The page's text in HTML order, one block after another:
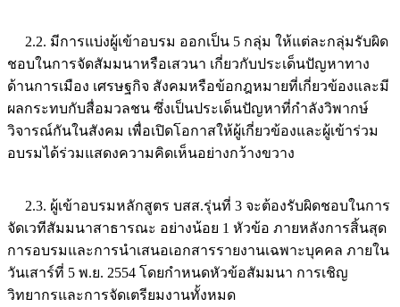
2.2. มีการแบ่งผู้เข้าอบรม ออกเป็น 5 กลุ่ม ให้แต่ละกลุ่มรับผิด
ชอบในการจัดสัมมนาหรือเสวนา เกี่ยวกับประเด็นปัญหาทาง
ด้านการเมือง เศรษฐกิจ สังคมหรือข้อกฎหมายที่เกี่ยวข้องและมี
ผลกระทบกับสื่อมวลชน ซึ่งเป็นประเด็นปัญหาที่กำลังวิพากษ์
วิจารณ์กันในสังคม เพื่อเปิดโอกาสให้ผู้เกี่ยวข้องและผู้เข้าร่วม
อบรมได้ร่วมแสดงความคิดเห็นอย่างกว้างขวาง
2.3. ผู้เข้าอบรมหลักสูตร บสส.รุ่นที่ 3 จะต้องรับผิดชอบในการ
จัดเวทีสัมมนาสาธารณะ อย่างน้อย 1 หัวข้อ ภายหลังการสิ้นสุด
การอบรมและการนำเสนอเอกสารรายงานเฉพาะบุคคล ภายใน
วันเสาร์ที่ 5 พ.ย. 2554 โดยกำหนดหัวข้อสัมมนา การเชิญ
วิทยากรและการจัดเตรียมงานทั้งหมด